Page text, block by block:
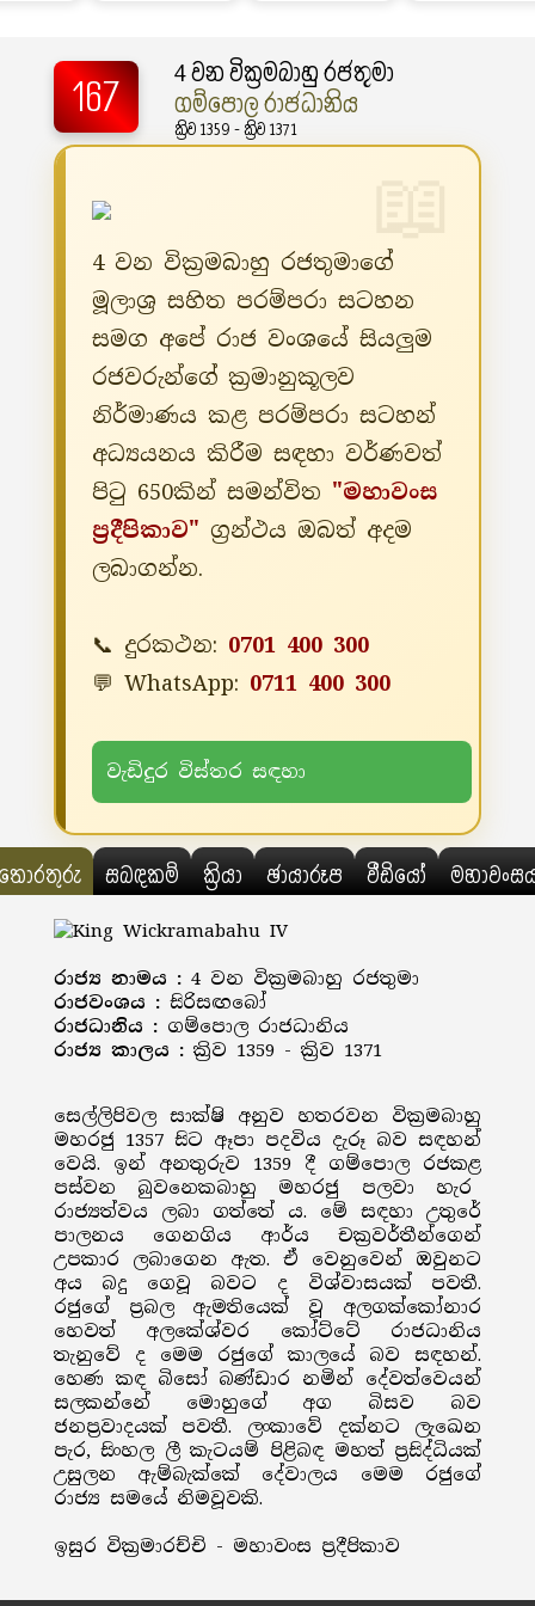
167
4 වන වික්‍රමබාහු රජතුමා
ගම්පොල රාජධානිය
ක්‍රිව 1359 - ක්‍රිව 1371
4 වන වික්‍රමබාහු රජතුමාගේ
මූලාශ්‍ර සහිත පරම්පරා සටහන
සමග අපේ රාජ වංශයේ සියලුම
රජවරුන්ගේ ක්‍රමානුකූලව
නිර්මාණය කළ පරම්පරා සටහන්
අධ්‍යයනය කිරීම සඳහා වර්ණවත්
පිටු 650කින් සමන්විත "මහාවංස
ප්‍රදීපිකාව" ග්‍රන්ථය ඔබත් අදම
ලබාගන්න.
📞 දුරකථන: 0701 400 300
💬 WhatsApp: 0711 400 300
වැඩිදුර විස්තර සඳහා
සබඳකම් ක්‍රියා ඡායාරූප වීඩියෝ
රාජ්‍ය නාමය : 4 වන වික්‍රමබාහු රජතුමා
රාජවංශය : සිරිසඟබෝ
රාජධානිය : ගම්පොල රාජධානිය
රාජ්‍ය කාලය : ක්‍රිව 1359 - ක්‍රිව 1371
සෙල්ලිපිවල සාක්ෂි අනුව හතරවන වික්‍රමබාහු
මහරජු 1357 සිට ඈපා පදවිය දැරූ බව සඳහන්
වෙයි. ඉන් අනතුරුව 1359 දී ගම්පොල රජකළ
පස්වන බුවනෙකබාහු මහරජු පලවා හැර
රාජ්‍යත්වය ලබා ගත්තේ ය. මේ සඳහා උතුරේ
පාලනය ගෙනගිය ආර්ය චක්‍රවර්තීන්ගෙන්
උපකාර ලබාගෙන ඇත. ඒ වෙනුවෙන් ඔවුනට
අය බදු ගෙවූ බවට ද විශ්වාසයක් පවතී.
රජුගේ ප්‍රබල ඇමතියෙක් වූ අලගක්කෝනාර
හෙවත් අලකේශ්වර කෝට්ටේ රාජධානිය
තැනුවේ ද මෙම රජුගේ කාලයේ බව සඳහන්.
හෙණ කඳ බිසෝ බණ්ඩාර නමින් දේවත්වෙයන්
සලකන්නේ මොහුගේ අග බිසව බව
ජනප්‍රවාදයක් පවතී. ලංකාවේ දක්නට ලැඛෙන
පැර‚ සිංහල ලී කැටයම් පිළිබඳ මහත් ප්‍රසිද්ධියක්
උසුලන ඇම්බැක්කේ දේවාලය මෙම රජුගේ
රාජ්‍ය සමයේ නිමවූවකි.
ඉසුර වික්‍රමාරච්චි - මහාවංස ප්‍රදීපිකාව